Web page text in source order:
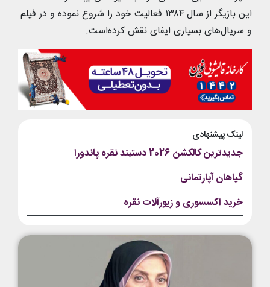
این بازیگر از سال ۱۳۸۴ فعالیت خود را شروع نموده و در فیلم
و سریال‌های بسیاری ایفای نقش کرده‌است.
لینک پیشنهادی
جدیدترین کالکشن 2026 دستبند نقره پاندورا
گیاهان آپارتمانی
خرید اکسسوری و زیورآلات نقره